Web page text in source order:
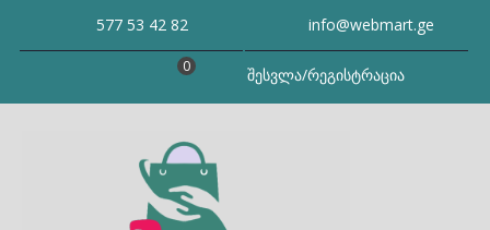
577 53 42 82 info@webmart.ge
შესვლა/რეგისტრაცია
0